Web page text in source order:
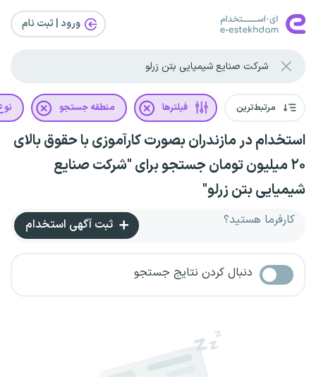
ورود | ثبت‌ نام
مرتبط‌ترین فیلترها منطقه جستجو
استخدام در مازندران بصورت کارآموزی با حقوق بالای
۲۰ میلیون تومان جستجو برای "شرکت صنایع
شیمیایی بتن زرلو"
کارفرما هستید؟ ثبت آگهی استخدام
دنبال کردن نتایج جستجو